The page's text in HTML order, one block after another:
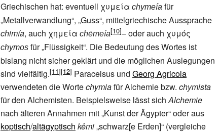
Griechischen hat: eventuell χυμεία chymeía für
„Metallverwandlung“, „Guss“, mittelgriechische Aussprache
chimía, auch χημεία chēmeía – oder auch χυμός
chymos für „Flüssigkeit“. Die Bedeutung des Wortes ist
bislang nicht sicher geklärt und die möglichen Auslegungen
sind vielfältig.
Paracelsus und Georg Agricola
verwendeten die Wortechymiafür Alchemie bzw. chymista
für den Alchemisten. Beispielsweise lässt sichAlchemie
nach älteren Annahmen mit „Kunst der Ägypter“ oder aus
koptisch/altägyptisch kêmi„schwarz[e Erden]“ (vergleiche